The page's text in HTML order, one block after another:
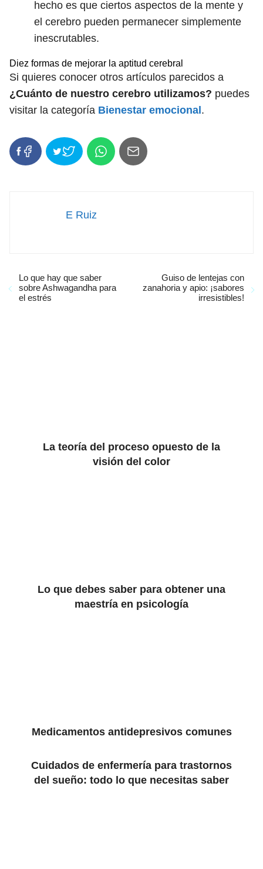
hecho es que ciertos aspectos de la mente y
el cerebro pueden permanecer simplemente
inescrutables.
Diez formas de mejorar la aptitud cerebral
Si quieres conocer otros artículos parecidos a
¿Cuánto de nuestro cerebro utilizamos? puedes
visitar la categoría Bienestar emocional .
E Ruiz
Lo que hay que saber
sobre Ashwagandha para
el estrés
Guiso de lentejas con
zanahoria y apio: ¡sabores
irresistibles!
La teoría del proceso opuesto de la
visión del color
Lo que debes saber para obtener una
maestría en psicología
Medicamentos antidepresivos comunes
Cuidados de enfermería para trastornos
del sueño: todo lo que necesitas saber